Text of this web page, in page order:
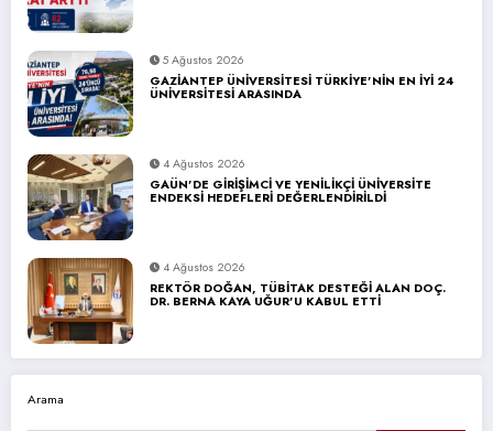
5 Ağustos 2026
GAZİANTEP ÜNİVERSİTESİ TÜRKİYE’NİN EN İYİ 24
ÜNİVERSİTESİ ARASINDA
4 Ağustos 2026
GAÜN’DE GİRİŞİMCİ VE YENİLİKÇİ ÜNİVERSİTE
ENDEKSİ HEDEFLERİ DEĞERLENDİRİLDİ
4 Ağustos 2026
REKTÖR DOĞAN, TÜBİTAK DESTEĞİ ALAN DOÇ.
DR. BERNA KAYA UĞUR’U KABUL ETTİ
Arama